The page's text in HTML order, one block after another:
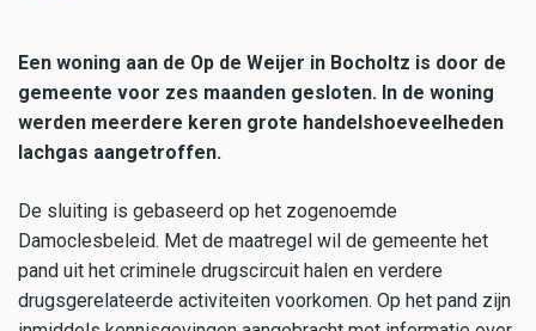
Een woning aan de Op de Weijer in Bocholtz is door de
gemeente voor zes maanden gesloten. In de woning
werden meerdere keren grote handelshoeveelheden
lachgas aangetroffen.
De sluiting is gebaseerd op het zogenoemde
Damoclesbeleid. Met de maatregel wil de gemeente het
pand uit het criminele drugscircuit halen en verdere
drugsgerelateerde activiteiten voorkomen. Op het pand zijn